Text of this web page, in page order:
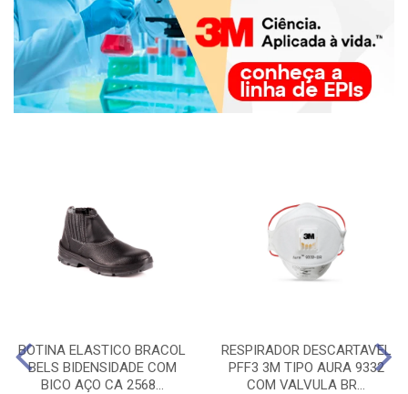
BOTINA ELASTICO BRACOL
BELS BIDENSIDADE COM
BICO AÇO CA 2568...
RESPIRADOR DESCARTAVEL
PFF3 3M TIPO AURA 9332
COM VALVULA BR...